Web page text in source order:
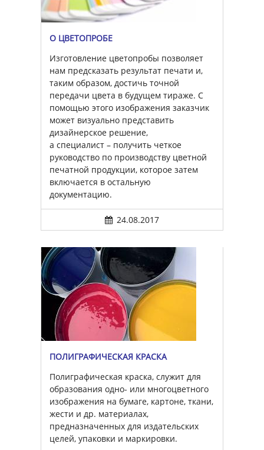
О ЦВЕТОПРОБЕ
Изготовление цветопробы позволяет
нам предсказать результат печати и,
таким образом, достичь точной
передачи цвета в будущем тираже. С
помощью этого изображения заказчик
может визуально представить
дизайнерское решение,
а специалист – получить четкое
руководство по производству цветной
печатной продукции, которое затем
включается в остальную
документацию.
24.08.2017
ПОЛИГРАФИЧЕСКАЯ КРАСКА
Полиграфическая краска, служит для
образования одно- или многоцветного
изображения на бумаге, картоне, ткани,
жести и др. материалах,
предназначенных для издательских
целей, упаковки и маркировки.